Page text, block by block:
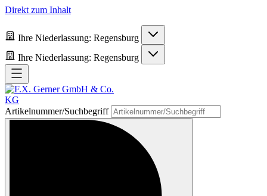
Direkt zum Inhalt
Ihre Niederlassung: Regensburg
Ihre Niederlassung: Regensburg
Artikelnummer/Suchbegriff